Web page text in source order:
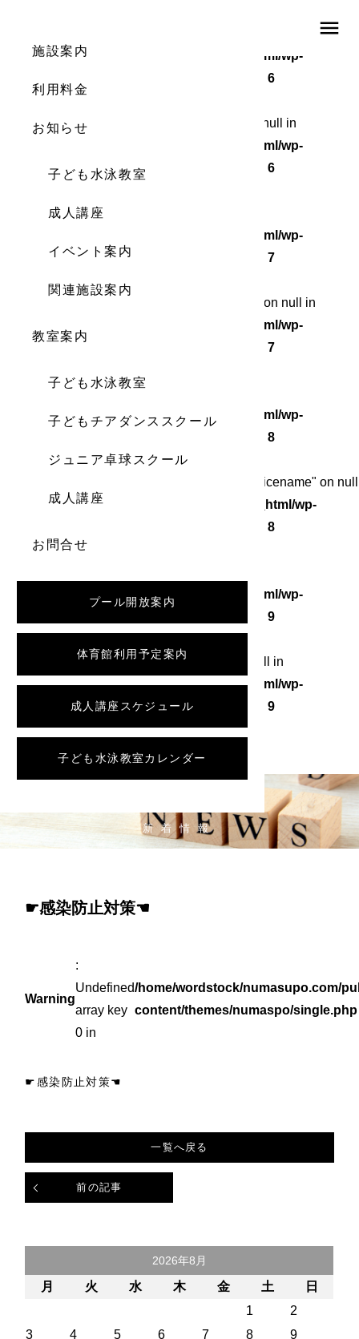
menu
施設案内
利用料金
お知らせ
子ども水泳教室
成人講座
イベント案内
関連施設案内
教室案内
子ども水泳教室
子どもチアダンススクール
ジュニア卓球スクール
成人講座
お問合せ
プール開放案内
体育館利用予定案内
成人講座スケジュール
子ども水泳教室カレンダー
/home/wordstock/numasupo.com/public_html/wp-
6
Warning: Attempt to read property "cat_ID" on null in
/home/wordstock/numasupo.com/public_html/wp-
content/themes/numaspo/single.php
6
Warning: Undefined array key 0 in
/home/wordstock/numasupo.com/public_html/wp-
content/themes/numaspo/single.php
7
: Attempt to read property "cat_name" on null in
/home/wordstock/numasupo.com/public_html/wp-
content/themes/numaspo/single.php
7
: Undefined array key 0 in
/home/wordstock/numasupo.com/public_html/wp-
8
: Attempt to read property "category_nicename" on null
/home/wordstock/numasupo.com/public_html/wp-
8
/home/wordstock/numasupo.com/public_html/wp-
9
: Attempt to read property "slug" on null in
/home/wordstock/numasupo.com/public_html/wp-
content/themes/numaspo/single.php
9
新着情報
☛感染防止対策☚
Warning
:
Undefined
array key
0 in
/home/wordstock/numasupo.com/
content/themes/numaspo/single.php
☛感染防止対策☚
前の記事
一覧へ戻る
2026年8月
月 火 水 木 金 土
日
1
2
3
4 5 6 7 8
9